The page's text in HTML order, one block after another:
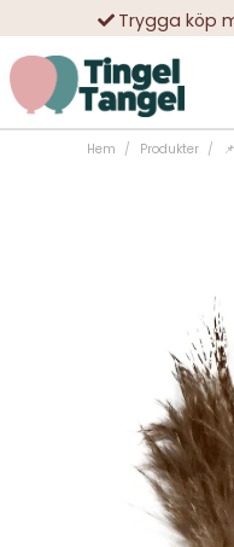
Trygga köp
10
Hem Produkter